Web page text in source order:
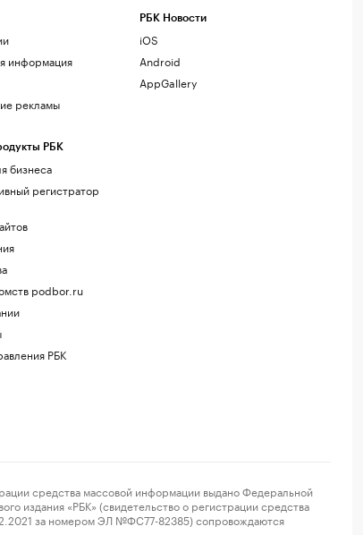
информация
рекламы
РБК
бизнеса
регистратор
podbor.ru
РБК
РБК Новости
iOS
Android
AppGallery
средства массовой информации выдано Федеральной
издания «РБК» (свидетельство о регистрации средства
за номером ЭЛ №ФС77-82385) сопровождаются